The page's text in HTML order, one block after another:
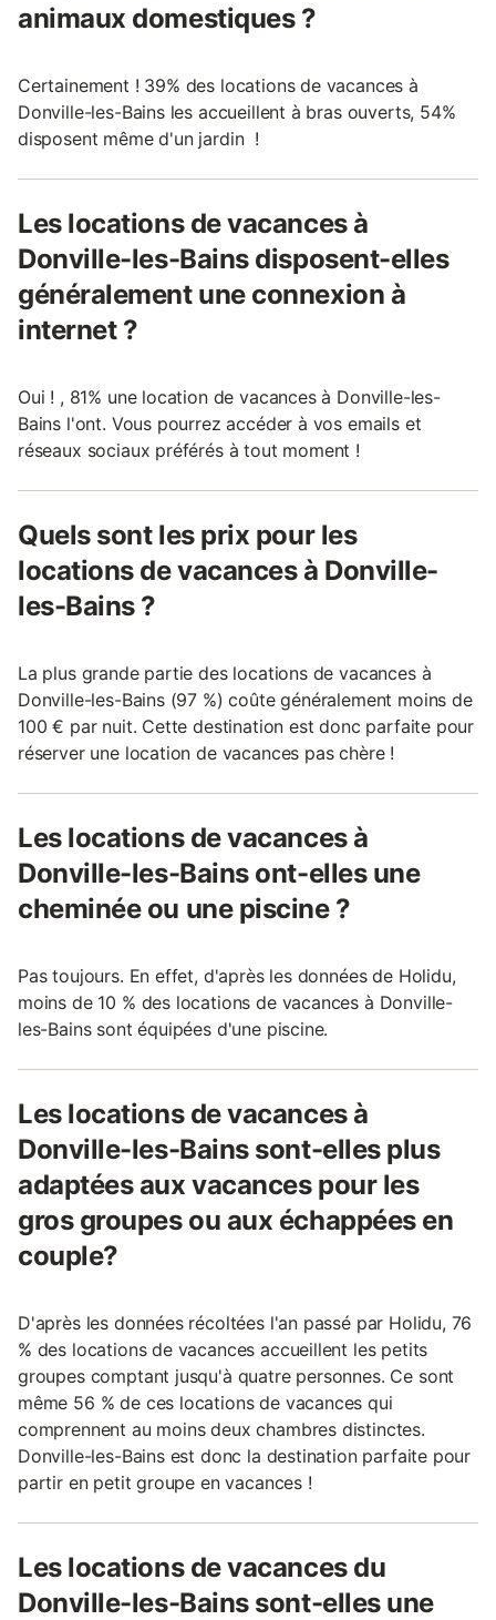
animaux domestiques ?
Certainement ! 39% des locations de vacances à
Donville-les-Bains les accueillent à bras ouverts, 54%
disposent même d'un jardin !
Les locations de vacances à
Donville-les-Bains disposent-elles
généralement une connexion à
internet ?
Oui ! , 81% une location de vacances à Donville-les-
Bains l'ont. Vous pourrez accéder à vos emails et
réseaux sociaux préférés à tout moment !
Quels sont les prix pour les
locations de vacances à Donville-
les-Bains ?
La plus grande partie des locations de vacances à
Donville-les-Bains (97 %) coûte généralement moins de
100 € par nuit. Cette destination est donc parfaite pour
réserver une location de vacances pas chère !
Les locations de vacances à
Donville-les-Bains ont-elles une
cheminée ou une piscine ?
Pas toujours. En effet, d'après les données de Holidu,
moins de 10 % des locations de vacances à Donville-
les-Bains sont équipées d'une piscine.
Les locations de vacances à
Donville-les-Bains sont-elles plus
adaptées aux vacances pour les
gros groupes ou aux échappées en
couple?
D'après les données récoltées l'an passé par Holidu, 76
% des locations de vacances accueillent les petits
groupes comptant jusqu'à quatre personnes. Ce sont
même 56 % de ces locations de vacances qui
comprennent au moins deux chambres distinctes.
Donville-les-Bains est donc la destination parfaite pour
partir en petit groupe en vacances !
Les locations de vacances du
Donville-les-Bains sont-elles une